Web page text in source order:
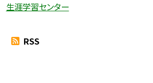
生涯学習センター
RSS